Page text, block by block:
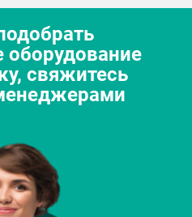
оборудование
свяжитесь